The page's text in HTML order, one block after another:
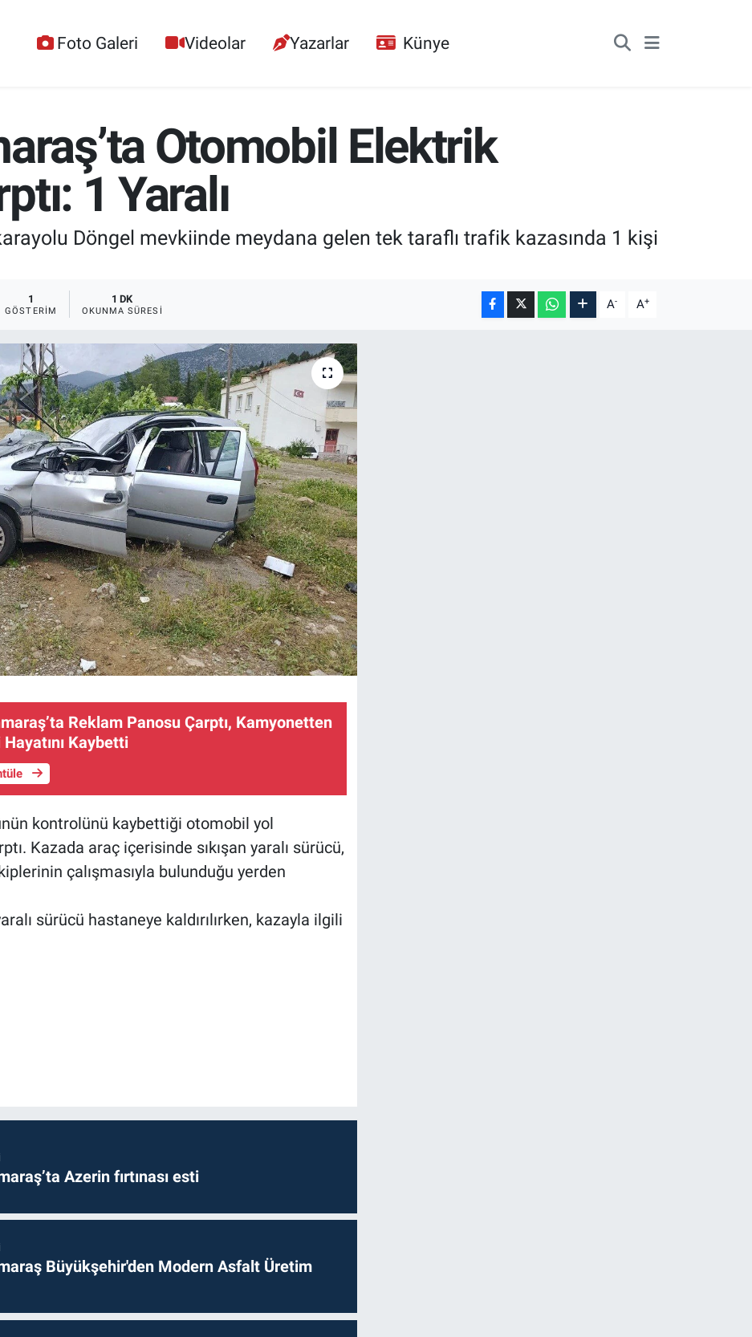
Foto Galeri Videolar Yazarlar Künye
Otomobil Elektrik
1 Yaralı
Döngel mevkiinde meydana gelen tek taraflı trafik kazasında 1 kişi
1
GÖSTERIM
1 DK
OKUNMA SÜRESI A- A+
Reklam Panosu Çarptı, Kamyonetten
Kaybetti
kontrolünü kaybettiği otomobil yol
Kazada araç içerisinde sıkışan yaralı sürücü,
çalışmasıyla bulunduğu yerden
sürücü hastaneye kaldırılırken, kazayla ilgili
Azerin fırtınası esti
Büyükşehir'den Modern Asfalt Üretim